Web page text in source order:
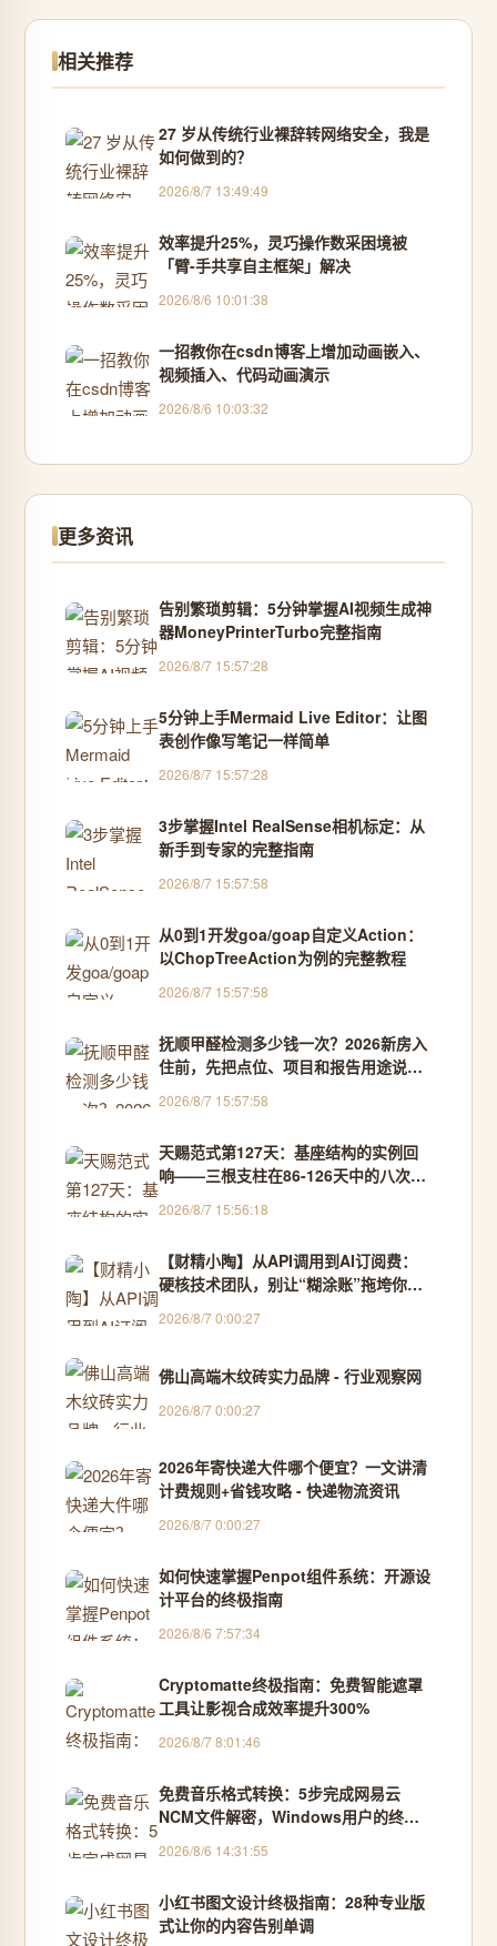
相关推荐
27 岁从传统行业裸辞转网络安全，我是
如何做到的？
2026/8/7 13:49:49
效率提升25%，灵巧操作数采困境被
「臂-手共享自主框架」解决
2026/8/6 10:01:38
一招教你在csdn博客上增加动画嵌入、
视频插入、代码动画演示
2026/8/6 10:03:32
更多资讯
告别繁琐剪辑：5分钟掌握AI视频生成神
器MoneyPrinterTurbo完整指南
2026/8/7 15:57:28
5分钟上手Mermaid Live Editor：让图
表创作像写笔记一样简单
2026/8/7 15:57:28
3步掌握Intel RealSense相机标定：从
新手到专家的完整指南
2026/8/7 15:57:58
从0到1开发goa/goap自定义Action：
以ChopTreeAction为例的完整教程
2026/8/7 15:57:58
抚顺甲醛检测多少钱一次？2026新房入
住前，先把点位、项目和报告用途说清
2026/8/7 15:57:58
天赐范式第127天：基座结构的实例回
响——三根支柱在86-126天中的八次现
2026/8/7 15:56:18
【财精小陶】从API调用到AI订阅费：
硬核技术团队，别让“糊涂账”拖垮你的
2026/8/7 0:00:27
佛山高端木纹砖实力品牌 - 行业观察网
2026/8/7 0:00:27
2026年寄快递大件哪个便宜？一文讲清
计费规则+省钱攻略 - 快递物流资讯
2026/8/7 0:00:27
如何快速掌握Penpot组件系统：开源设
计平台的终极指南
2026/8/6 7:57:34
Cryptomatte终极指南：免费智能遮罩
工具让影视合成效率提升300%
2026/8/7 8:01:46
免费音乐格式转换：5步完成网易云
NCM文件解密，Windows用户的终极
2026/8/6 14:31:55
小红书图文设计终极指南：28种专业版
式让你的内容告别单调